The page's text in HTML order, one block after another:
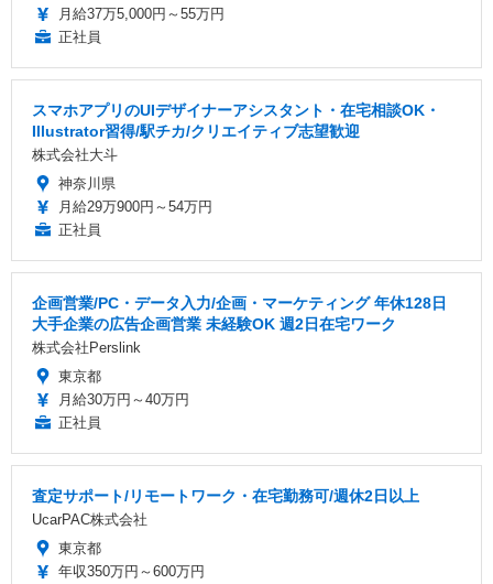
月給37万5,000円～55万円
正社員
スマホアプリのUIデザイナーアシスタント・在宅相談OK・
Illustrator習得/駅チカ/クリエイティブ志望歓迎
株式会社大斗
神奈川県
月給29万900円～54万円
正社員
企画営業/PC・データ入力/企画・マーケティング 年休128日
大手企業の広告企画営業 未経験OK 週2日在宅ワーク
株式会社Perslink
東京都
月給30万円～40万円
正社員
査定サポート/リモートワーク・在宅勤務可/週休2日以上
UcarPAC株式会社
東京都
年収350万円～600万円